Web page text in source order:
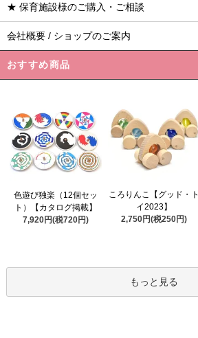
★ 保育施設様のご購入・ご相談
会社概要 / ショップのご案内
おすすめ商品
色遊び独楽（12個セッ
ト）【カタログ掲載】
7,920円(税720円)
ころりんこ【グッド・ト
イ2023】
2,750円(税250円)
もっと見る